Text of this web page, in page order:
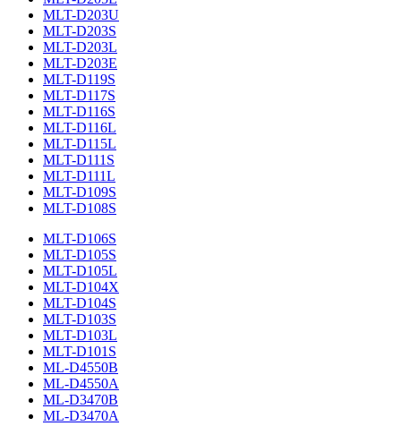
MLT-D203U
MLT-D203S
MLT-D203L
MLT-D203E
MLT-D119S
MLT-D117S
MLT-D116S
MLT-D116L
MLT-D115L
MLT-D111S
MLT-D111L
MLT-D109S
MLT-D108S
MLT-D106S
MLT-D105S
MLT-D105L
MLT-D104X
MLT-D104S
MLT-D103S
MLT-D103L
MLT-D101S
ML-D4550B
ML-D4550A
ML-D3470B
ML-D3470A